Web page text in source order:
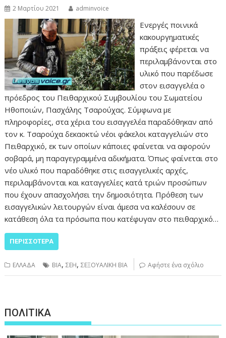
2 Μαρτίου 2021 adminvoice
Ενεργές ποινικά
κακουργηματικές
πράξεις φέρεται να
περιλαμβάνονται στο
υλικό που παρέδωσε
στον εισαγγελέα ο
πρόεδρος του Πειθαρχικού Συμβουλίου του Σωματείου
Ηθοποιών, Πασχάλης Τσαρούχας. Σύμφωνα με
πληροφορίες, στα χέρια του εισαγγελέα παραδόθηκαν από
τον κ. Τσαρούχα δεκαοκτώ νέοι φάκελοι καταγγελιών στο
Πειθαρχικό, εκ των οποίων κάποιες φαίνεται να αφορούν
σοβαρά, μη παραγεγραμμένα αδικήματα. Όπως φαίνεται στο
νέο υλικό που παραδόθηκε στις εισαγγελικές αρχές,
περιλαμβάνονται και καταγγελίες κατά τριών προσώπων
που έχουν απασχολήσει την δημοσιότητα. Πρόθεση των
εισαγγελικών λειτουργών είναι άμεσα να καλέσουν σε
κατάθεση όλα τα πρόσωπα που κατέφυγαν στο πειθαρχικό…
ΠΕΡΙΣΣΌΤΕΡΑ
ΕΛΛΑΔΑ ΒΙΑ,ΣΕΗ,ΣΕΞΟΥΑΛΙΚΗ ΒΙΑ Αφήστε ένα σχόλιο
ΠΟΛΙΤΙΚΑ